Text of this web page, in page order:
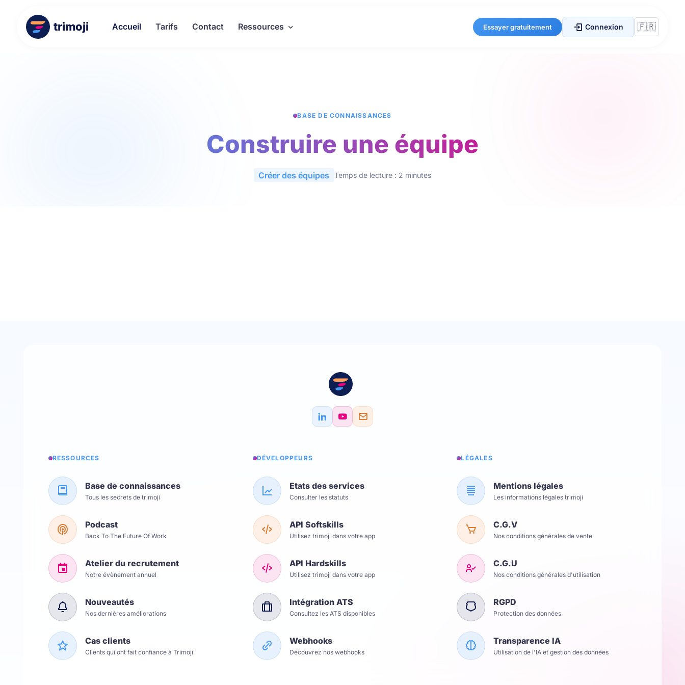
trimoji Accueil Tarifs Contact Ressources Essayer gratuitement Connexion
BASE DE CONNAISSANCES
Construire une équipe
Créer des équipes Temps de lecture : 2 minutes
RESSOURCES
Base de connaissances
Tous les secrets de trimoji
Podcast
Back To The Future Of Work
Atelier du recrutement
Notre évènement annuel
Nouveautés
Nos dernières améliorations
Cas clients
Clients qui ont fait confiance à Trimoji
DÉVELOPPEURS
Etats des services
Consulter les statuts
API Softskills
Utilisez trimoji dans votre app
API Hardskills
Utilisez trimoji dans votre app
Intégration ATS
Consultez les ATS disponibles
Webhooks
Découvrez nos webhooks
LÉGALES
Mentions légales
Les informations légales trimoji
C.G.V
Nos conditions générales de vente
C.G.U
Nos conditions générales d'utilisation
RGPD
Protection des données
Transparence IA
Utilisation de l'IA et gestion des données